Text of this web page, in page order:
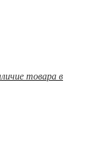
товара в